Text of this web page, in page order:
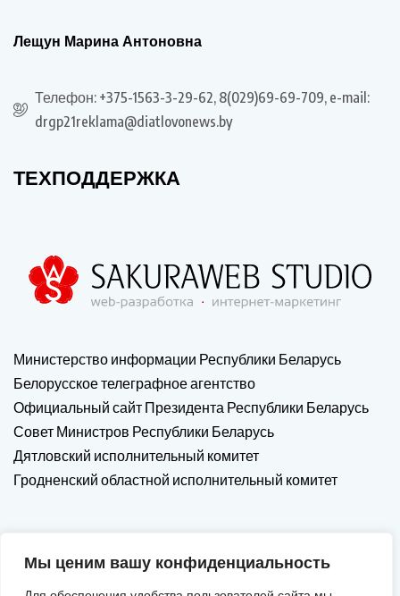
Мы ценим вашу конфиденциальность
Лещун Марина Антоновна
Телефон: +375-1563-3-29-62, 8(029)69-69-709, e-mail:
drgp21reklama@diatlovonews.by
ТЕХПОДДЕРЖКА
Министерство информации Республики Беларусь
Белорусское телеграфное агентство
Официальный сайт Президента Республики Беларусь
Совет Министров Республики Беларусь
Дятловский исполнительный комитет
Гродненский областной исполнительный комитет